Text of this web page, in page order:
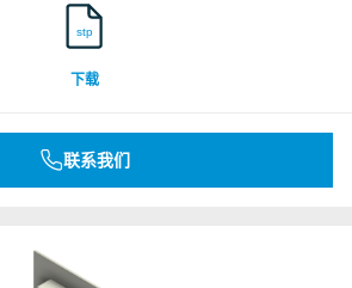
stp
下载
联系我们